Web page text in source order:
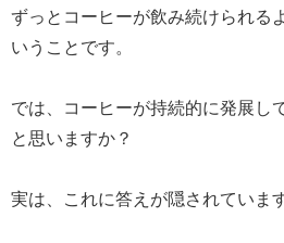
ずっとコーヒーが飲み続けられる
いうことです。
では、コーヒーが持続的に発展し
と思いますか？
実は、これに答えが隠されています